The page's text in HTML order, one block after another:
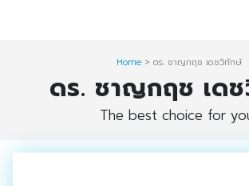
Media Solution
Home> ดร. ชาญกฤช เดชวิทักษ์
ดร. ชาญกฤช เด
The best choice for